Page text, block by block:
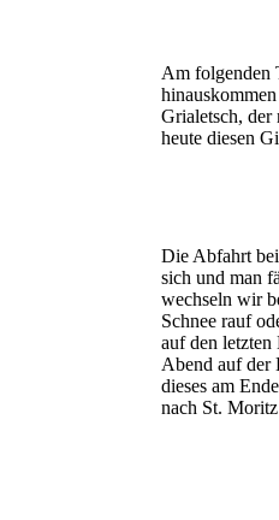
Am folgenden
Grialetsch,
heute diesen
Die Abfahrt
sich und man
wechseln wir
Schnee rauf
auf den
Abend auf der
dieses am
nach St.